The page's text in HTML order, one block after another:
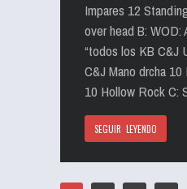
Impares 12
over head B: WOD:
“todos los KB C&J
C&J Mano drcha
10 Hollow Rock C:
SEGUIR LEYENDO